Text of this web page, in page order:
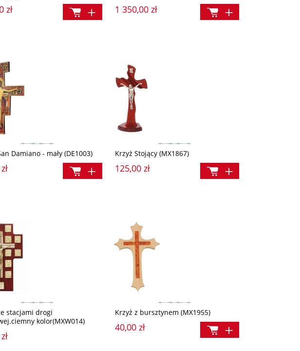
zł 1 350,00 zł
Damiano - mały (DE1003) Krzyż Stojący (MX1867)
125,00 zł
stacjami drogi
kolor(MXW014)
Krzyż z bursztynem (MX1955)
40,00 zł